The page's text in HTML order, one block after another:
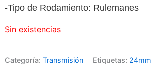
-Tipo de Rodamiento: Rulemanes
Sin existencias
Categoría: Transmisión Etiquetas: 24mm